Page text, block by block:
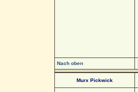
Nach oben
Murx Pickwick